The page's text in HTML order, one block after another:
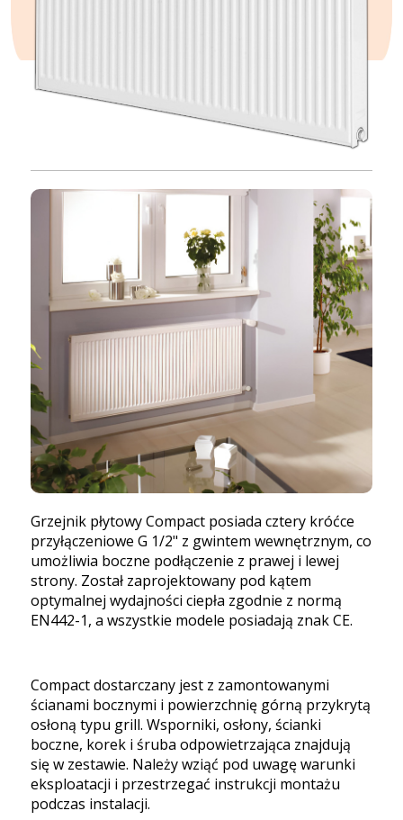
Grzejnik płytowy Compact posiada cztery króćce
przyłączeniowe G 1/2" z gwintem wewnętrznym, co
umożliwia boczne podłączenie z prawej i lewej
strony. Został zaprojektowany pod kątem
optymalnej wydajności ciepła zgodnie z normą
EN442-1, a wszystkie modele posiadają znak CE.
Compact dostarczany jest z zamontowanymi
ścianami bocznymi i powierzchnię górną przykrytą
osłoną typu grill. Wsporniki, osłony, ścianki
boczne, korek i śruba odpowietrzająca znajdują
się w zestawie. Należy wziąć pod uwagę warunki
eksploatacji i przestrzegać instrukcji montażu
podczas instalacji.